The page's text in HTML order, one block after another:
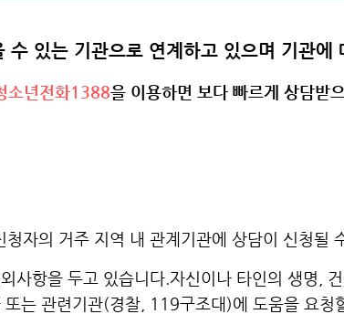
있는 기관으로 연계하고 있으며 기관에
소년전화1388을 이용하면 보다 빠르게 상담받
자의 거주 지역 내 관계기관에 상담이 신청될
사항을 두고 있습니다.자신이나 타인의 생명,
는 관련기관(경찰, 119구조대)에 도움을 요청